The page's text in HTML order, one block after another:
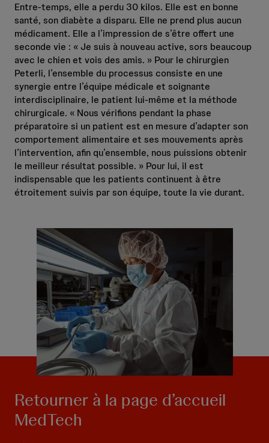
Entre-temps, elle a perdu 30 kilos. Elle est en bonne
santé, son diabète a disparu. Elle ne prend plus aucun
médicament. Elle a l’impression de s’être offert une
seconde vie : « Je suis à nouveau active, sors beaucoup
avec le chien et vois des amis. » Pour le chirurgien
Peterli, l’ensemble du processus consiste en une
synergie entre l’équipe médicale et soignante
interdisciplinaire, le patient lui-même et la méthode
chirurgicale. « Nous vérifions pendant la phase
préparatoire si un patient est en mesure d’adapter son
comportement alimentaire et ses mouvements après
l’intervention, afin qu’ensemble, nous puissions obtenir
le meilleur résultat possible. » Pour lui, il est
indispensable que les patients continuent à être
étroitement suivis par son équipe, toute la vie durant.
Retourner à la page d’accueil
MedTech